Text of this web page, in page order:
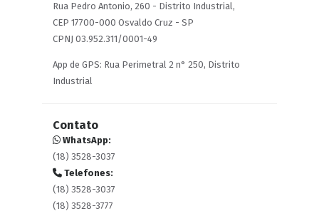
Rua Pedro Antonio, 260 - Distrito Industrial,
CEP 17700-000 Osvaldo Cruz - SP
CPNJ 03.952.311/0001-49
App de GPS: Rua Perimetral 2 n° 250, Distrito
Industrial
Contato
WhatsApp:
(18) 3528-3037
Telefones:
(18) 3528-3037
(18) 3528-3777